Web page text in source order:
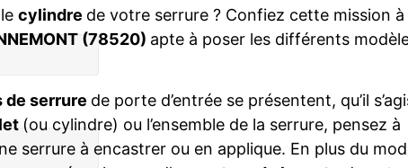
cylindre de votre serrure ? Confiez cette mission à
(78520) apte à poser les différents
de serrure de porte d’entrée se présentent, qu’il
(ou cylindre) ou l’ensemble de la serrure, pensez à
serrure à encastrer ou en applique. En plus du